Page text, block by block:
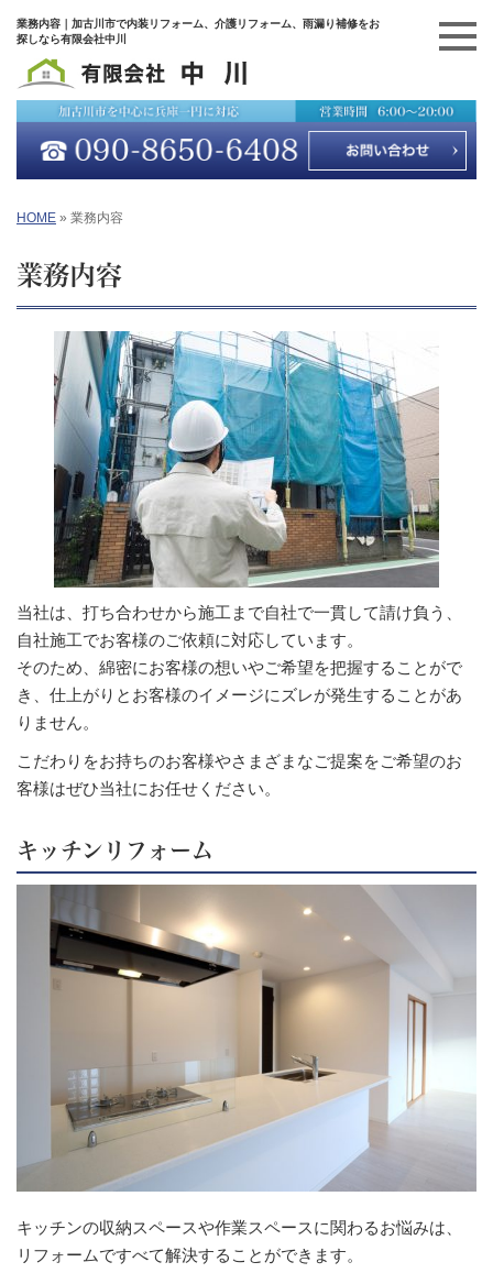
業務内容｜加古川市で内装リフォーム、介護リフォーム、雨漏り補修をお
探しなら有限会社中川
HOME » 業務内容
業務内容
当社は、打ち合わせから施工まで自社で一貫して請け負う、
自社施工でお客様のご依頼に対応しています。
そのため、綿密にお客様の想いやご希望を把握することがで
き、仕上がりとお客様のイメージにズレが発生することがあ
りません。
こだわりをお持ちのお客様やさまざまなご提案をご希望のお
客様はぜひ当社にお任せください。
キッチンリフォーム
キッチンの収納スペースや作業スペースに関わるお悩みは、
リフォームですべて解決することができます。